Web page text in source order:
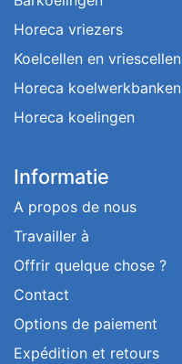
Horeca vriezers
Koelcellen en vriescellen
Horeca koelwerkbanken
Horeca koelingen
Informatie
A propos de nous
Travailler à
Offrir quelque chose ?
Contact
Options de paiement
Expédition et retours